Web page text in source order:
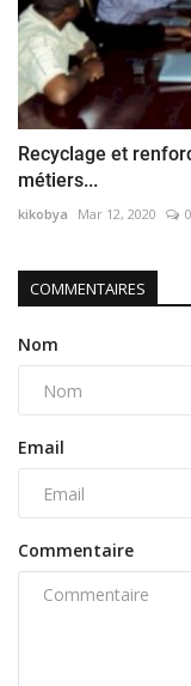
Recyclage et
métiers...
kikobya Mar 12, 2020 0
COMMENTAIRES
Nom
Email
Commentaire